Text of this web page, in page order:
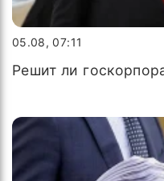
05.08, 07:11
Решит ли